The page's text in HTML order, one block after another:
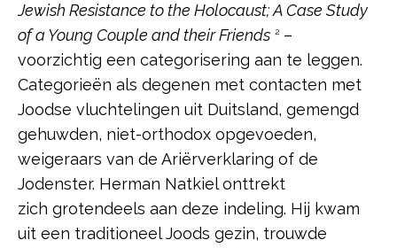
Jewish Resistance to the Holocaust; A Case Study
of a Young Couple and their Friends 2 –
voorzichtig een categorisering aan te leggen.
Categorieën als degenen met contacten met
Joodse vluchtelingen uit Duitsland, gemengd
gehuwden, niet-orthodox opgevoeden,
weigeraars van de Ariërverklaring of de
Jodenster. Herman Natkiel onttrekt
zich grotendeels aan deze indeling. Hij kwam
uit een traditioneel Joods gezin, trouwde